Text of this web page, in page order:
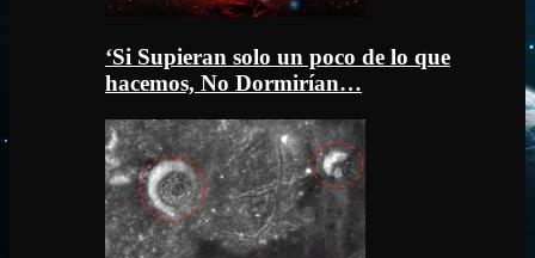
‘Si Supieran solo un poco de lo que
hacemos, No Dormirían…